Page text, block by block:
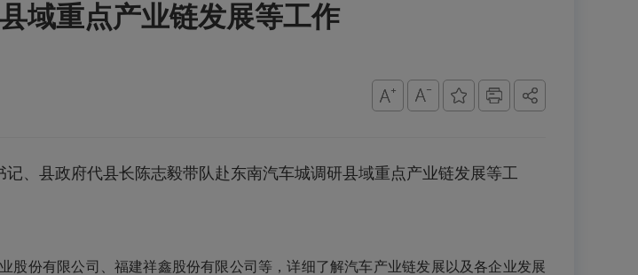
域重点产业链发展等工作
、县政府代县长陈志毅带队赴东南汽车城调研县域重点产业链发展等工
份有限公司、福建祥鑫股份有限公司等，详细了解汽车产业链发展以及各企业发展